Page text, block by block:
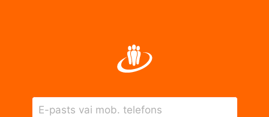
E-pasts vai mob. telefons